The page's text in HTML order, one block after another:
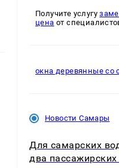
Получите услугу
цена от
окна деревянные со
Новости Самары
Для самарских
два пассажирских